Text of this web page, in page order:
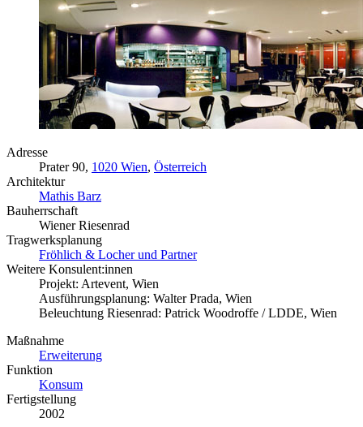
Adresse
Prater 90, 1020 Wien, Österreich
Architektur
Mathis Barz
Bauherrschaft
Wiener Riesenrad
Tragwerksplanung
Fröhlich & Locher und Partner
Weitere Konsulent:innen
Projekt: Artevent, Wien
Ausführungsplanung: Walter Prada, Wien
Beleuchtung Riesenrad: Patrick Woodroffe / LDDE, Wien
Maßnahme
Erweiterung
Funktion
Konsum
Fertigstellung
2002